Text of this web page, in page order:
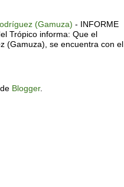
(Gamuza) - INFORME
Trópico informa: Que el
(Gamuza), se encuentra con el
Blogger.